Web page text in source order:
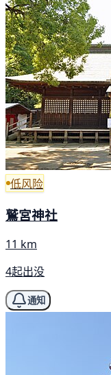
低风险
鷲宮神社
11 km
4起出没
通知